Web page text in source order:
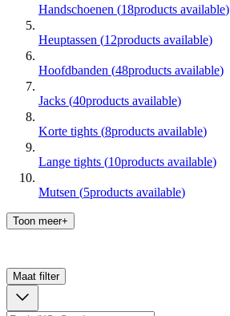
Handschoenen (18products available)
Heuptassen (12products available)
Hoofdbanden (48products available)
Jacks (40products available)
Korte tights (8products available)
Lange tights (10products available)
Mutsen (5products available)
Toon meer+
Maat filter